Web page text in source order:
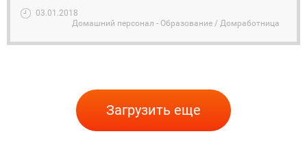
03.01.2018
Домашний персонал - Образование / Домработница
Загрузить еще